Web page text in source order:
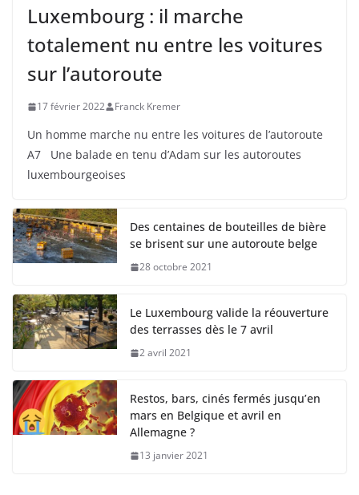
Luxembourg : il marche
totalement nu entre les voitures
sur l’autoroute
17 février 2022 Franck Kremer
Un homme marche nu entre les voitures de l’autoroute
A7 Une balade en tenu d’Adam sur les autoroutes
luxembourgeoises
Des centaines de bouteilles de bière
se brisent sur une autoroute belge
28 octobre 2021
Le Luxembourg valide la réouverture
des terrasses dès le 7 avril
2 avril 2021
Restos, bars, cinés fermés jusqu’en
mars en Belgique et avril en
Allemagne ?
13 janvier 2021